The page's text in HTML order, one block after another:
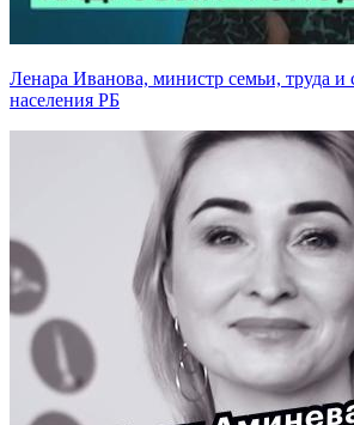
Ленара Иванова, министр семьи, труда
населения РБ